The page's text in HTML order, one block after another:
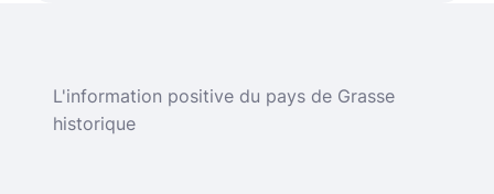
L'information positive du pays de Grasse
historique